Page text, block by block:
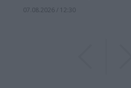
07.08.2026 / 12:30